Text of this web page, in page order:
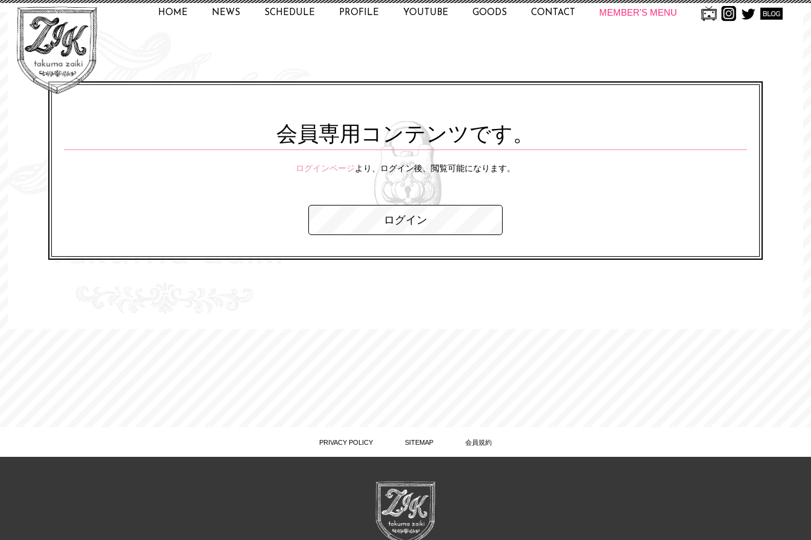
HOME NEWS SCHEDULE PROFILE YOUTUBE GOODS CONTACT MEMBER'S MENU
会員専用コンテンツです。
ログインページより、ログイン後、閲覧可能になります。
ログイン
PRIVACY POLICY SITEMAP 会員規約